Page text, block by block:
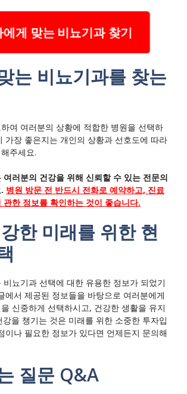
게 맞는 비뇨기과 찾기
는 비뇨기과를 찾는
여 여러분의 상황에 적합한 병원을 선택하
가장 좋은지는 개인의 상황과 선호도에 따라
주세요.
여러분의 건강을 위해 신뢰할 수 있는 전문의
병원 방문 전 반드시 전화로 예약하고, 진료
관한 정보를 확인하는 것이 좋습니다.
한 미래를 위한 현
뇨기과 선택에 대한 유용한 정보가 되었기
에서 제공된 정보들을 바탕으로 여러분에게
신중하게 선택하시고, 건강한 생활을 유지
을 챙기는 것은 미래를 위한 소중한 투자입
이나 필요한 정보가 있다면 언제든지 문의해
질문 Q&A